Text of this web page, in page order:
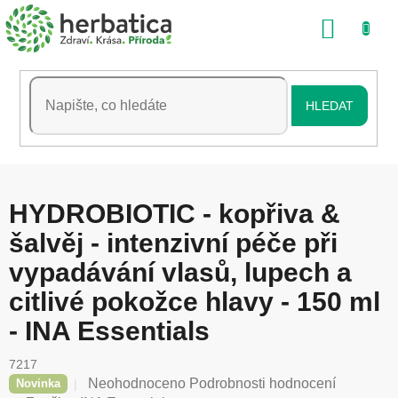
Přejít
na
obsah
HLEDAT
HYDROBIOTIC - kopřiva &
šalvěj - intenzivní péče při
vypadávání vlasů, lupech a
citlivé pokožce hlavy - 150 ml
- INA Essentials
7217
Novinka
Průměrné
Neohodnoceno Podrobnosti hodnocení